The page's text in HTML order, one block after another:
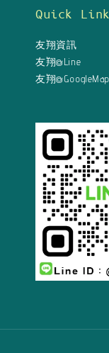
Quick
友翔資訊
友翔@Line
友翔